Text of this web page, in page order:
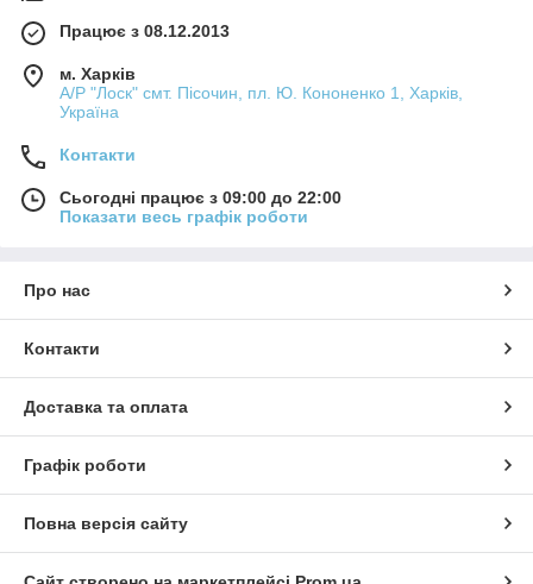
Працює з 08.12.2013
м. Харків
А/Р "Лоск" смт. Пісочин, пл. Ю. Кононенко 1, Харків,
Україна
Контакти
Сьогодні працює з 09:00 до 22:00
Показати весь графік роботи
Про нас
Контакти
Доставка та оплата
Графік роботи
Повна версія сайту